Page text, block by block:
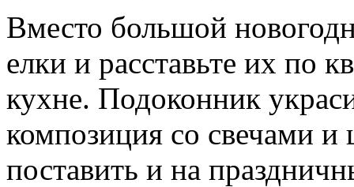
Вместо большой
елки и расставьте их по
кухне. Подоконник
композиция со свечами
поставить и на